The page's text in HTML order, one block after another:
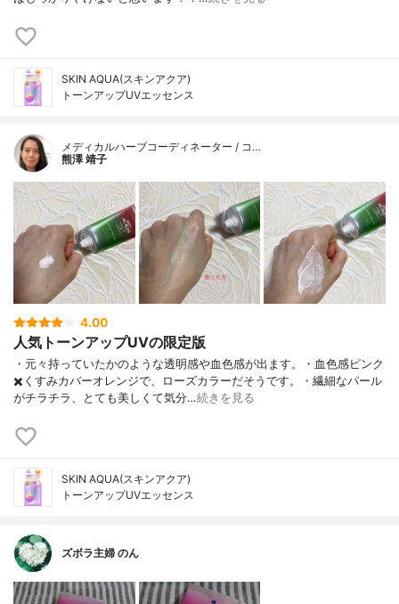
SKIN AQUA(スキンアクア)
トーンアップUVエッセンス
メディカルハーブコーディネーター / コ…
熊澤 靖子
4.00
人気トーンアップUVの限定版
・元々持っていたかのような透明感や血色感が出ます。・血色感ピンク
✖️くすみカバーオレンジで、ローズカラーだそうです。・繊細なパール
がチラチラ、とても美しくて気分…続きを見る
SKIN AQUA(スキンアクア)
トーンアップUVエッセンス
ズボラ主婦 のん